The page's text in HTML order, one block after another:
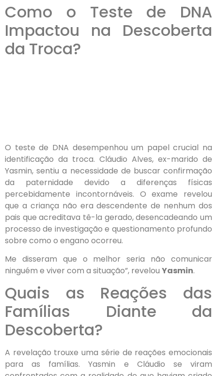
Como o Teste de DNA
Impactou na Descoberta
da Troca?
O teste de DNA desempenhou um papel crucial na
identificação da troca. Cláudio Alves, ex-marido de
Yasmin, sentiu a necessidade de buscar confirmação
da paternidade devido a diferenças físicas
percebidamente incontornáveis. O exame revelou
que a criança não era descendente de nenhum dos
pais que acreditava tê-la gerado, desencadeando um
processo de investigação e questionamento profundo
sobre como o engano ocorreu.
Me disseram que o melhor seria não comunicar
ninguém e viver com a situação”, revelou Yasmin.
Quais as Reações das
Famílias Diante da
Descoberta?
A revelação trouxe uma série de reações emocionais
para as famílias. Yasmin e Cláudio se viram